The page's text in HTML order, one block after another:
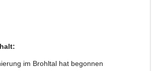
im Brohltal hat begonnen